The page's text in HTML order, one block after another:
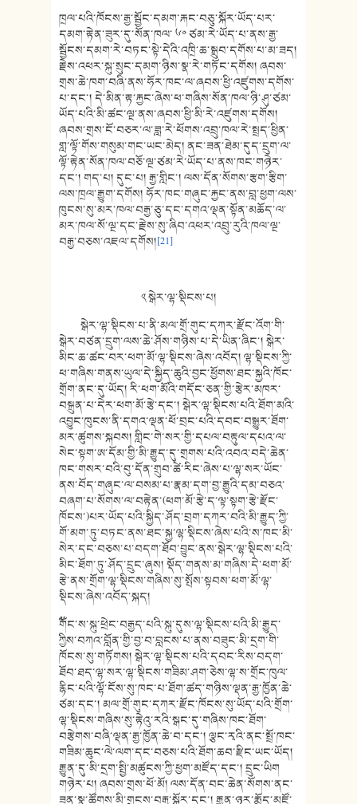
ཁྲལ་པའི་ཁོངས་རྒྱ་སྦྱོང་དམག་རྐང་བཅུ་སྐོར་ཡོད་པར་
དམག་རྟེན་ཟུར་དུ་སོན་ཁལ་ ༦༠ ཙམ་རེ་ཡོད་པ་ནས་རྒྱ་
སྦྱོངས་དམག་རེ་བཏང་སྟེ་དེའི་འཁྲི་ཆ་སྒྲུབ་དགོས་པ་མ་ཟད།
རྗེས་འཕར་སྐུ་སྲུང་དམག་ཉིས་སྣ་རེ་གཏོང་དགོས། ཞབས་
གྲས་ཆེ་ཁག་བཞི་ནས་ཧོར་ཁང་ལ་ཞབས་ཕྱི་འཛུགས་དགོས་
པ་དང་། དེ་མིན་རྟ་རྐྱང་ཞེས་ཕ་གཞིས་སོན་ཁལ་ཉི་ཤུ་ཙམ་
ཡོད་པའི་མི་ཚང་ལྔ་ནས་ཞབས་ཕྱི་མི་རེ་འཛུགས་དགོས།
ཞབས་གྲས་ངོ་བཅར་ལ་ཟླ་རེ་ཕོགས་འབྲུ་ཁལ་རེ་སྤྲད་ཕྱིན་
གླ་ལྟོ་གོས་གསུམ་གང་ཡང་མེད། ནང་ཟན་ཐེམ་དུད་དྲུག་ལ་
ལྟོ་རྟེན་སོན་ཁལ་བཅོ་ལྔ་ཙམ་རེ་ཡོད་པ་ནས་ཁང་གཉེར་
དང་། གད་པ། དུང་པ། རྒྱ་གླིང་། ལས་དོན་སོགས་རྩག་རྩིག་
ལས་ཁྲལ་རྒྱུག་དགོས། ཧོར་ཁང་གཞུང་རྐྱང་ནས་བླ་ཕྱག་ལས་
ཁུངས་སུ་མར་ཁལ་བརྒྱ་ཅུ་དང་དགའ་ལྡན་སྟོན་མཆོད་ལ་
མར་ཁལ་སོ་ལྔ་དང་རྗེས་སུ་ཞིབ་འཕར་འབྲུ་རུའི་ཁལ་ལྔ་
བརྒྱ་བཅས་འཇལ་དགོས།[21]
༢ སྒེར་ལྷ་སྡིངས་པ།
སྒེར་ལྷ་སྡིངས་པ་ནི་མལ་གྲོ་གུང་དཀར་རྫོང་འོག་གི་
སྒེར་བཙན་དྲུག་ལས་ཆེ་ཤོས་གཉིས་པ་དེ་ཡིན་ཞིང་། སྒེར་
མིང་ཆ་ཚང་བར་ཕག་མོ་ལྷ་སྡིངས་ཞེས་འབོད། ལྷ་སྡིངས་ཀྱི་
ཕ་གཞིས་གནས་ཡུལ་དེ་སྐྱིད་ཆུའི་བྱང་ཕྱོགས་ཐང་སྐྱའི་ཁོང་
གྲོག་ནང་དུ་ཡོད། རི་ཕག་མོའི་གདོང་ཅན་གྱི་རྩེར་མཁར་
བསྐྲུན་པ་དེར་ཕག་མོ་རྩེ་དང་། སྒེར་ལྷ་སྡིངས་པའི་ཐོག་མའི་
འབྱུང་ཁུངས་ནི་དགའ་ལྡན་ཕོ་བྲང་པའི་དབང་བསྒྱུར་ཐོག་
མར་ཚུགས་སྐབས། གླིང་གེ་སར་གྱི་དཔལ་བརྟུལ་དཔའ་ལ་
སེང་སྟག་ཨ་དོམ་གྱི་མི་རྒྱུད་དུ་གྲགས་པའི་འབའ་བདེ་ཆེན་
ཁང་གསར་བའི་བུ་དོན་གྲུབ་ཚེ་རིང་ཞེས་པ་ལྷ་སར་ཡོང་
ནས་བོད་གཞུང་ལ་བསམ་པ་རྣམ་དག་བྱ་རྒྱུའི་དམ་བཅའ་
བཞག་པ་སོགས་ལ་བརྟེན་(ཕག་མོ་རྩེ་ད་ལྟ་སྟག་རྩེ་རྫོང་
ཁོངས་)པར་ཡོད་པའི་སྐྱིད་ཤོད་བྲག་དཀར་བའི་མི་རྒྱུད་ཀྱི་
གོ་མག་ཏུ་བཏང་ནས་ཐང་སྐྱ་ལྷ་སྡིངས་ཞེས་པའི་ས་ཁང་མི་
སེར་དང་བཅས་པ་བདག་ཐོབ་བྱུང་ནས་སྒེར་ལྷ་སྡིངས་པའི་
མིང་ཐོག་ཏུ་ཤོད་དྲུང་ཞུས། སྡོད་གནས་མ་གཞིས་དེ་ཕག་མོ་
རྩེ་ནས་གྲོག་ལྷ་སྡིངས་གཞིས་སུ་སྤོས་སྟབས་ཕག་མོ་ལྷ་
སྡིངས་ཞེས་འབོད་སྐད།
༸གོང་ས་སྐུ་ཕྲེང་བརྒྱད་པའི་སྐུ་དུས་ལྷ་སྡིངས་པའི་མི་རྒྱུད་
ཀྱིས་བཀའ་བློན་གྱི་བྱ་བ་བླངས་པ་ནས་བཟུང་མི་དྲག་གི་
ཁོངས་སུ་གཏོགས། སྒེར་ལྷ་སྡིངས་པའི་དབང་རིས་བདག་
ཐོབ་ཐད་ལྷ་སར་ལྷ་སྡིངས་གཟིམ་ཤག་ཅེས་ལྷ་ས་གྲོང་ཁུལ་
རྙིང་པའི་ལྷོ་ངོས་སུ་ཁང་པ་ཐོག་ཚད་གཉིས་ལྡན་རྒྱ་ཁྱོན་ཆེ་
ཙམ་དང་། མལ་གྲོ་གུང་དཀར་རྫོང་ཁོངས་སུ་ཡོད་པའི་གྲོག་
ལྷ་སྡིངས་གཞིས་སུ་རྟེའུ་རའི་སྒང་དུ་གཞིས་ཁང་ཐོག་
བརྩེགས་བཞི་ལྡན་རྒྱ་ཁྱོན་ཆེ་བ་དང་། ལྕང་རྭའི་ནང་སྤྲོ་ཁང་
གཟིམ་ཆུང་ལེ་ལག་དང་བཅས་པའི་ཐོག་ཆབ་རྫིང་ཡང་ཡོད།
རྒྱུན་དུ་མི་དྲག་སྤྱི་མཚུངས་ཀྱི་ཕྱག་མཛོད་དང་། དྲུང་ཡིག
གཉེར་པ། ཞབས་གྲས་ཕོ་མོ། ལས་དོན་བང་ཆེན་སོགས་ནང་
ཟན་སྣ་ཚོགས་མི་གྲངས་བརྒྱ་སྐོར་དང་། རྒྱུན་ཉར་རྨོད་མཛོ་